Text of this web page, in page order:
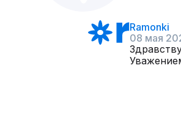
Ramonki
08 мая